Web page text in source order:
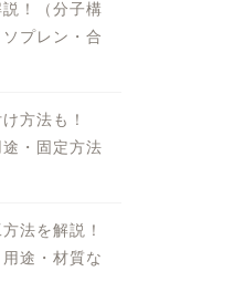
！（分子構
プレン・合
方法も！
途・固定方法
法を解説！
途・材質な